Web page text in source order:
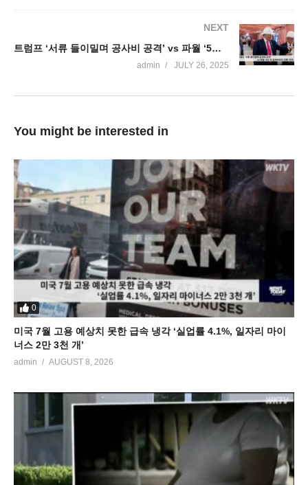
NEXT
트럼프 ‘서류 들이밀며 공사비 공격’ vs 파월 ‘5년 전 공사비까지 더해’ 반격
admin JULY 26, 2025
You might be interested in
0
미국 7월 고용 예상치 못한 급속 냉각 ‘실업률 4.1%, 일자리 마이
너스 2만 3천 개’
admin AUGUST 8, 2026